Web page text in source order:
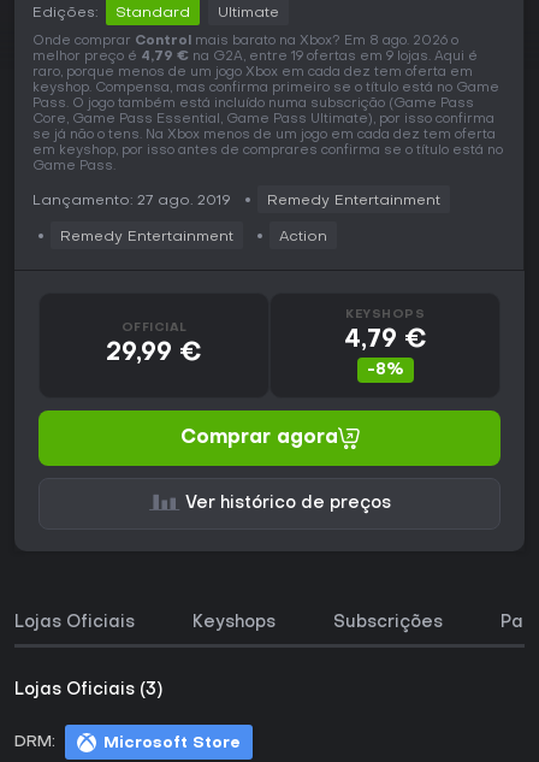
Edições: Standard Ultimate
Onde comprar Control mais barato na Xbox? Em 8 ago. 2026 o
melhor preço é 4,79 € na G2A, entre 19 ofertas em 9 lojas. Aqui é
raro, porque menos de um jogo Xbox em cada dez tem oferta em
keyshop. Compensa, mas confirma primeiro se o título está no Game
Pass. O jogo também está incluído numa subscrição (Game Pass
Core, Game Pass Essential, Game Pass Ultimate), por isso confirma
se já não o tens. Na Xbox menos de um jogo em cada dez tem oferta
em keyshop, por isso antes de comprares confirma se o título está no
Game Pass.
Lançamento: 27 ago. 2019 Remedy Entertainment
Remedy Entertainment Action
OFFICIAL
29,99 €
KEYSHOPS
4,79 €
-8%
Comprar agora
Ver histórico de preços
Lojas Oficiais Keyshops Subscrições
Lojas Oficiais (3)
DRM: Microsoft Store